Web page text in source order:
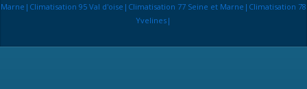
Marne|Climatisation 95 Val d'oise|Climatisation 77 Seine et Marne|Climatisation 78
Yvelines|